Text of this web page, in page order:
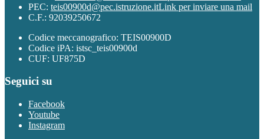
PEC: teis00900d@pec.istruzione.itLink per inviare una mail
C.F.: 92039250672
Codice meccanografico: TEIS00900D
Codice iPA: istsc_teis00900d
CUF: UF875D
Seguici su
Facebook
Youtube
Instagram